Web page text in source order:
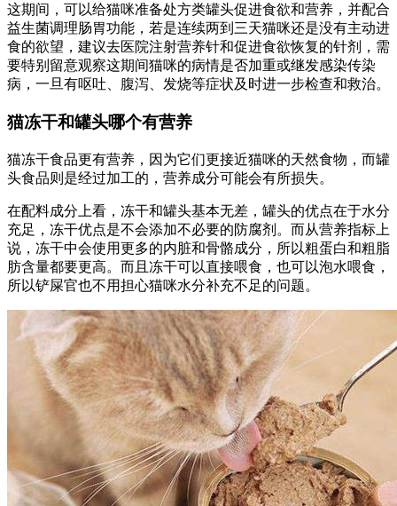
这期间，可以给猫咪准备处方类罐头促进食欲和营养，并配合
益生菌调理肠胃功能，若是连续两到三天猫咪还是没有主动进
食的欲望，建议去医院注射营养针和促进食欲恢复的针剂，需
要特别留意观察这期间猫咪的病情是否加重或继发感染传染
病，一旦有呕吐、腹泻、发烧等症状及时进一步检查和救治。
猫冻干和罐头哪个有营养
猫冻干食品更有营养，因为它们更接近猫咪的天然食物，而罐
头食品则是经过加工的，营养成分可能会有所损失。
在配料成分上看，冻干和罐头基本无差，罐头的优点在于水分
充足，冻干优点是不会添加不必要的防腐剂。而从营养指标上
说，冻干中会使用更多的内脏和骨骼成分，所以粗蛋白和粗脂
肪含量都要更高。而且冻干可以直接喂食，也可以泡水喂食，
所以铲屎官也不用担心猫咪水分补充不足的问题。